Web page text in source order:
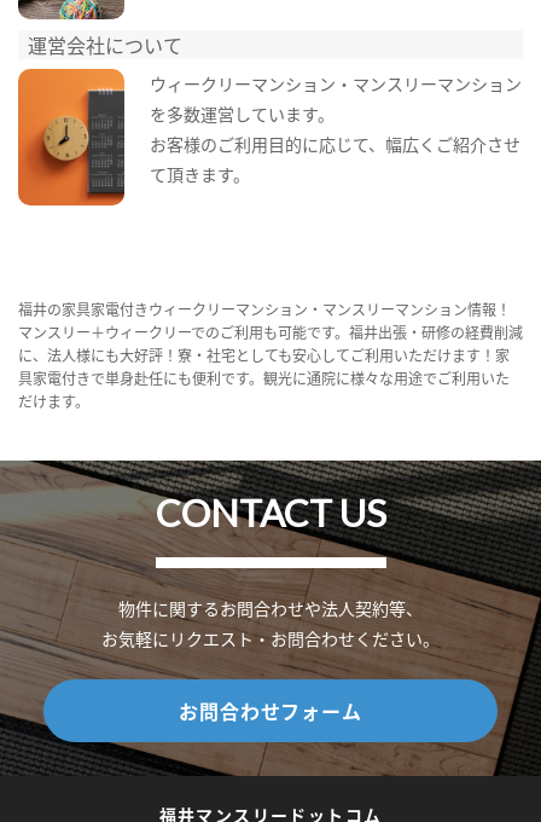
運営会社について
ウィークリーマンション・マンスリーマンション
を多数運営しています。
お客様のご利用目的に応じて、幅広くご紹介させ
て頂きます。
福井の家具家電付きウィークリーマンション・マンスリーマンション情報！
マンスリー＋ウィークリーでのご利用も可能です。福井出張・研修の経費削減
に、法人様にも大好評！寮・社宅としても安心してご利用いただけます！家
具家電付きで単身赴任にも便利です。観光に通院に様々な用途でご利用いた
だけます。
CONTACT US
物件に関するお問合わせや法人契約等、
お気軽にリクエスト・お問合わせください。
お問合わせフォーム
福井マンスリードットコム